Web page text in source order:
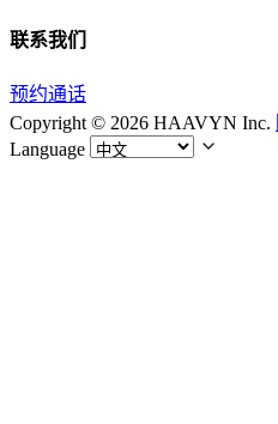
联系我们
预约通话
Copyright © 2026 HAAVYN Inc.
Language